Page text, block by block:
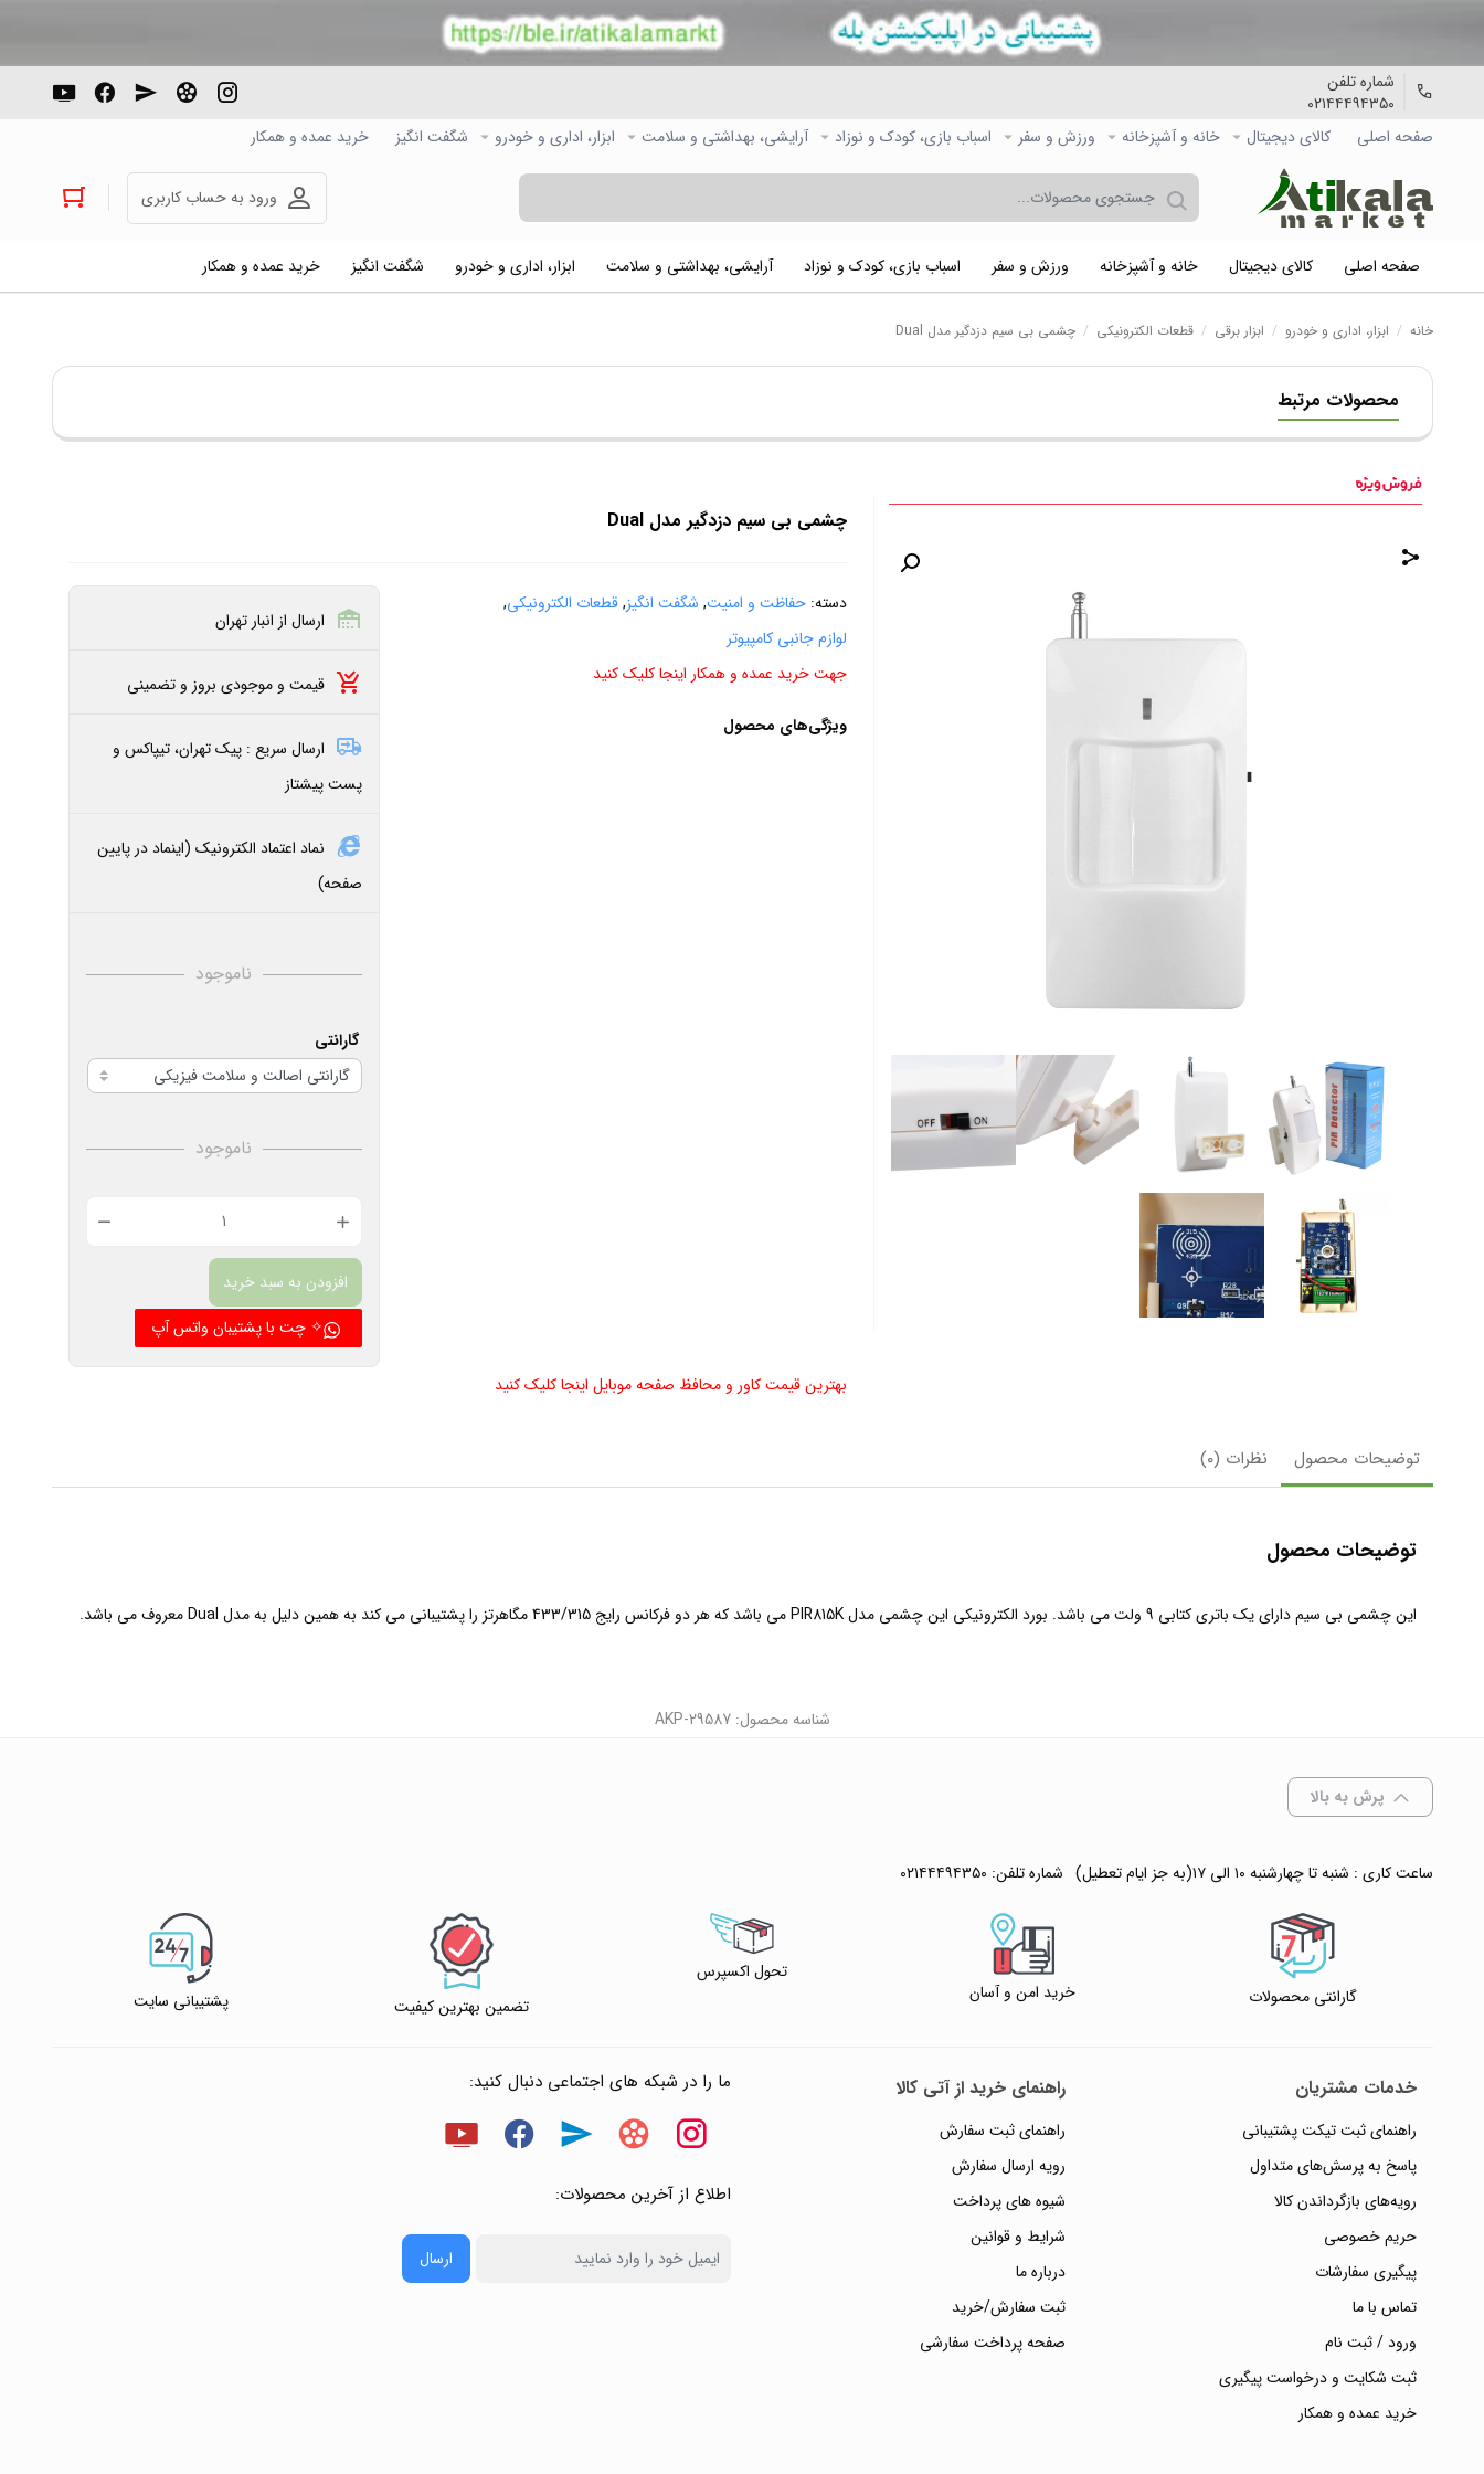
شماره تلفن
۰۲۱۴۴۴۹۴۳۵۰
صفحه اصلی
کالاي دیجیتال خانه و آشپزخانه ورزش و سفر اسباب بازی، کودک و نوزاد آرایشی، بهداشتی و سلامت ابزار، اداری و خودرو شگفت انگیز خرید عمده و همکار
ورود به حساب کاربری
صفحه اصلی کالاي دیجیتال خانه و آشپزخانه ورزش و سفر اسباب بازی، کودک و نوزاد آرایشی، بهداشتی و سلامت ابزار، اداری و خودرو شگفت انگیز خرید عمده و همکار
خانه / ابزار، اداری و خودرو / ابزار برقی / قطعات الکترونیکی / چشمی بی سیم دزدگیر مدل Dual
محصولات مرتبط
چشمی بی سیم دزدگیر مدل Dual
دسته: حفاظت و امنیت, شگفت انگیز,قطعات الکترونیکی,
لوازم جانبی کامپیوتر
جهت خرید عمده و همکار اینجا کلیک کنید
ویژگی‌های محصول
ارسال از انبار تهران
قیمت و موجودی بروز و تضمینی
ارسال سریع : پیک تهران، تیپاکس و
پست پیشتاز
نماد اعتماد الکترونیک (اینماد در پایین
صفحه)
ناموجود
گارانتی
ناموجود
افزودن به سبد خرید
✧ چت با پشتیبان واتس آپ
بهترین قیمت کاور و محافظ صفحه موبایل اینجا کلیک کنید
توضیحات محصول نظرات (۰)
توضیحات محصول
این چشمی بی سیم دارای یک باتری کتابی 9 ولت می باشد. بورد الکترونیکی این چشمی مدل PIR815K می باشد که هر دو فرکانس رایج 433/315 مگاهرتز را پشتیبانی می کند به همین دلیل به مدل Dual معروف می باشد.
شناسه محصول: AKP-29587
پرش به بالا
ساعت کاری : شنبه تا چهارشنبه ۱۰ الی ۱۷(به جز ایام تعطیل) شماره تلفن: ۰۲۱۴۴۴۹۴۳۵۰
گارانتی محصولات خرید امن و آسان
تحول اکسپرس
تضمین بهترین کیفیت
پشتیبانی سایت
خدمات مشتریان
راهنمای ثبت تیکت پشتیبانی
پاسخ به پرسش‌های متداول
رویه‌های بازگرداندن کالا
حریم خصوصی
پیگیری سفارشات
تماس با ما
ورود / ثبت نام
ثبت شکایت و درخواست پیگیری
خرید عمده و همکار
راهنمای خرید از آتی کالا
راهنمای ثبت سفارش
رویه ارسال سفارش
شیوه های پرداخت
شرایط و قوانین
درباره ما
ثبت سفارش/خرید
صفحه پرداخت سفارشی
ما را در شبکه های اجتماعی دنبال کنید:
اطلاع از آخرین محصولات:
ارسال